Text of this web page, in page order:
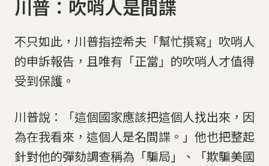
蘭總統澤倫斯基道賀，並要求烏克蘭幫忙調查拜登。(全
文共五頁，往右滑看更多)
路透社 / 達志影像
川普：吹哨人是間諜
不只如此，川普指控希夫「幫忙撰寫」吹哨人
的申訴報告，且唯有「正當」的吹哨人才值得
受到保護。
川普說：「這個國家應該把這個人找出來，因
為在我看來，這個人是名間諜。」他也把整起
針對他的彈劾調查稱為「騙局」、「欺騙美國